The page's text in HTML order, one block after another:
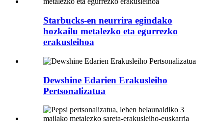
Starbucks-en neurrira egindako
hozkailu metalezko eta egurrezko
erakusleihoa
Dewshine Edarien Erakusleiho
Pertsonalizatua